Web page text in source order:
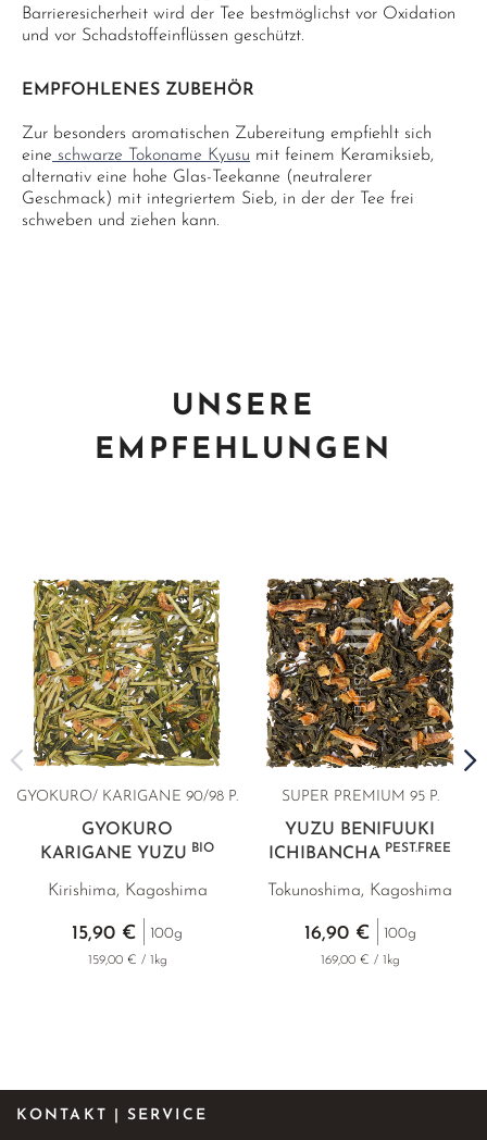
Barrieresicherheit wird der Tee bestmöglichst vor Oxidation
und vor Schadstoffeinflüssen geschützt.
EMPFOHLENES ZUBEHÖR
Zur besonders aromatischen Zubereitung empfiehlt sich
eine schwarze Tokoname Kyusu mit feinem Keramiksieb,
alternativ eine hohe Glas-Teekanne (neutralerer
Geschmack) mit integriertem Sieb, in der der Tee frei
schweben und ziehen kann.
UNSERE
EMPFEHLUNGEN
GYOKURO/ KARIGANE 90/98 P.
GYOKURO
KARIGANE YUZU BIO
Kirishima, Kagoshima
15,90 € 100g
159,00 € / 1kg
SUPER PREMIUM 95 P.
YUZU BENIFUUKI
ICHIBANCHA PEST.FREE
Tokunoshima, Kagoshima
16,90 € 100g
169,00 € / 1kg
KONTAKT | SERVICE